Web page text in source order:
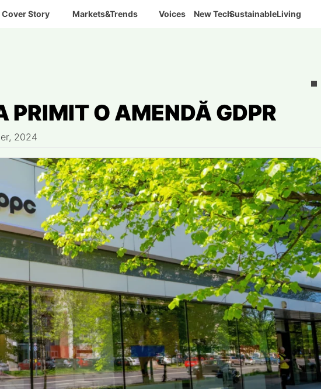
Cover Story Markets&Trends Voices New TechSustainableLiving
PRIMIT O AMENDĂ GDPR
2024